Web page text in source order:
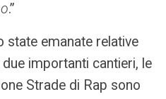
.”
state emanate relative
importanti cantieri, le
Strade di Rap sono